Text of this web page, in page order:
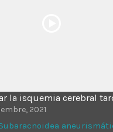
la isquemia cerebral
2021